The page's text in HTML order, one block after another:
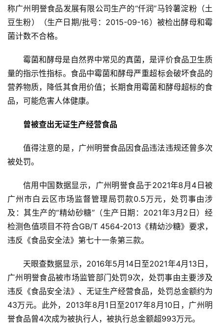
云
公
众
号
价
专
题
频
道
称广州明誉食品发展有限公司生产的“仟润”马铃薯淀粉（土
豆生粉）（生产日期/批号：2015-09-16）被检出酵母和霉
菌计数不合格。
霉菌和酵母是自然界中常见的真菌，是评价食品卫生质
量的指示性指标。食品中霉菌和酵母严重超标会破坏食品的
营养物质，降低其食用价值；长期食用霉菌和酵母超标的食
品，可能危害人体健康。
曾被查出无证生产经营食品
值得注意的是，广州明誉食品因食品违法违规还曾多次
被处罚。
信用中国数据显示，广州明誉食品于2021年8月4日被
广州市白云区市场监督管理局罚款0.5万元，处罚事由涉
及：其生产的“精幼砂糖”（生产日期：2021年3月2日）经
检测色值项目不符合GB/T 4564-2013《精幼沙糖》要求，
违反《食品安全法》第七十一条第三款。
天眼查数据显示，2016年5月14日至2021年4月13日，
广州明誉食品被市场监管部门处罚9次，处罚事由主要涉及
违反《食品安全法》、无证生产经营食品，处罚总金额约为
43万元。此外，2013年8月1日至2017年8月10日，广州明
誉食品曾4次成为被执行人，被执行总金额超993万元。